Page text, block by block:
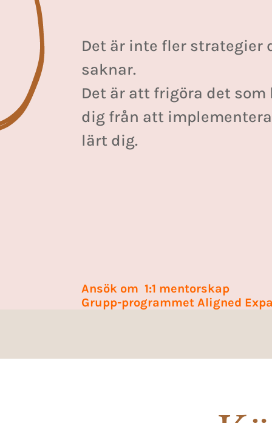
Det är inte fler strategier
saknar.
Det är att frigöra det
dig från att
lärt dig.
Ansök om 1:1 mentorskap
Grupp-programmetAligned